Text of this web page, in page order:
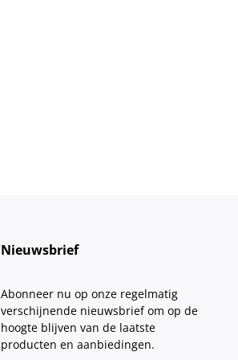
Nieuwsbrief
Abonneer nu op onze regelmatig
verschijnende nieuwsbrief om op de
hoogte blijven van de laatste
producten en aanbiedingen.